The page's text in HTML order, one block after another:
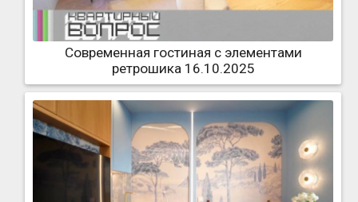
Современная гостиная с элементами
ретрошика 16.10.2025